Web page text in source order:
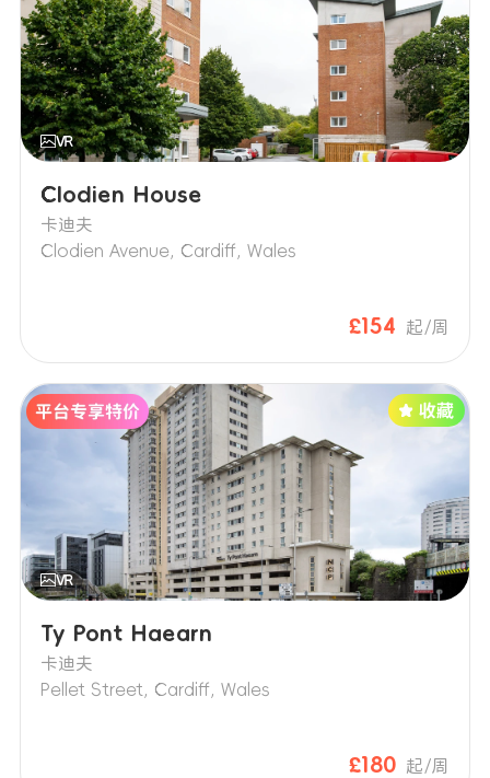
Clodien House
卡迪夫
Clodien Avenue, Cardiff, Wales
£154 起/周
Ty Pont Haearn
卡迪夫
Pellet Street, Cardiff, Wales
£180 起/周